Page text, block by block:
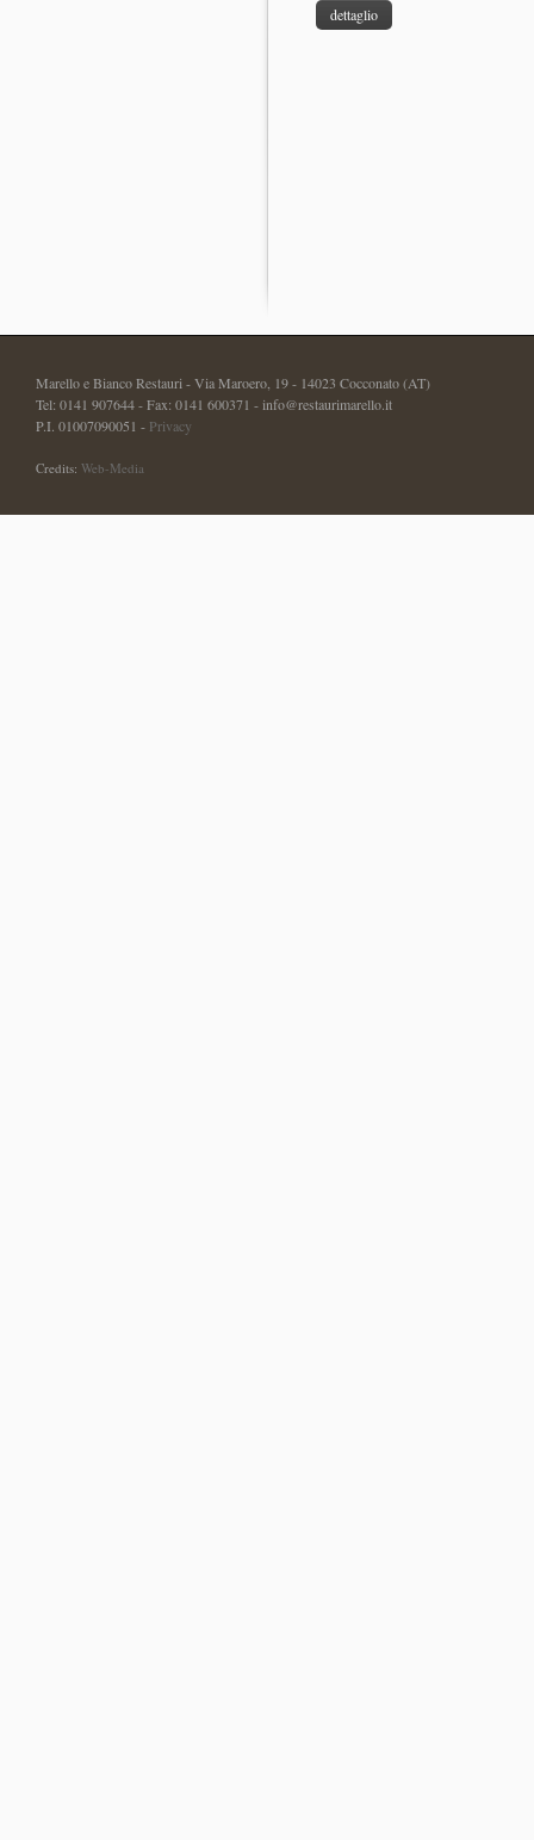
dettaglio
Marello e Bianco Restauri - Via Maroero, 19 - 14023 Cocconato (AT)
Tel: 0141 907644 - Fax: 0141 600371 - info@restaurimarello.it
P.I. 01007090051 - Privacy
Credits: Web-Media